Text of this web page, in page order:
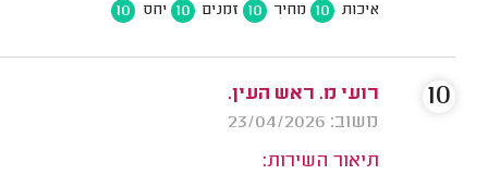
איכות 10 מחיר 10 זמנים 10 יחס 10
רועי מ. ראש העין.
משוב: 23/04/2026
תיאור השירות:
10